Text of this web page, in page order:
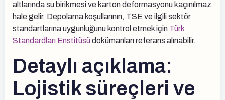
altlarında su birikmesi ve karton deformasyonu kaçınılmaz
hale gelir. Depolama koşullarının, TSE ve ilgili sektör
standartlarına uygunluğunu kontrol etmek için Türk
Standardları Enstitüsüdokümanları referans alınabilir.
Detaylı açıklama:
Lojistik süreçleri ve